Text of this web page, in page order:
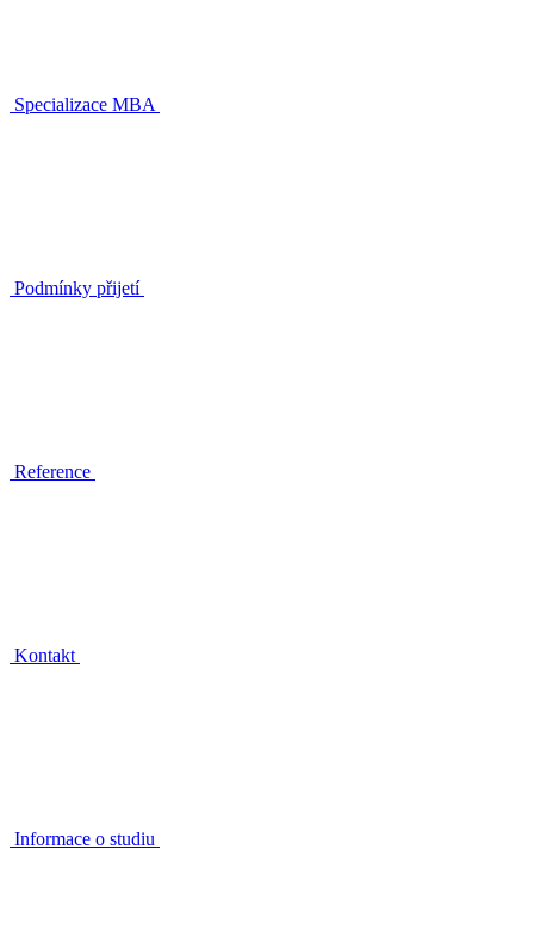
Specializace MBA
Podmínky přijetí
Reference
Kontakt
Informace o studiu